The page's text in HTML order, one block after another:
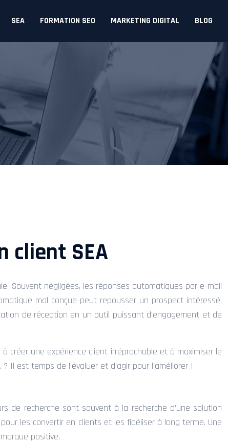
SEA FORMATION SEO MARKETING DIGITAL BLOG
client SEA
Souvent négligées, les réponses automatiques par e-mail
mal conçue peut repousser un prospect intéressé,
de réception en un outil puissant d’engagement et de
créer une expérience client irréprochable et à maximiser le
est temps de l’évaluer et d’agir pour l’améliorer !
de recherche sont souvent à la recherche d’une solution
les convertir en clients et les fidéliser à long terme. Une
positive.